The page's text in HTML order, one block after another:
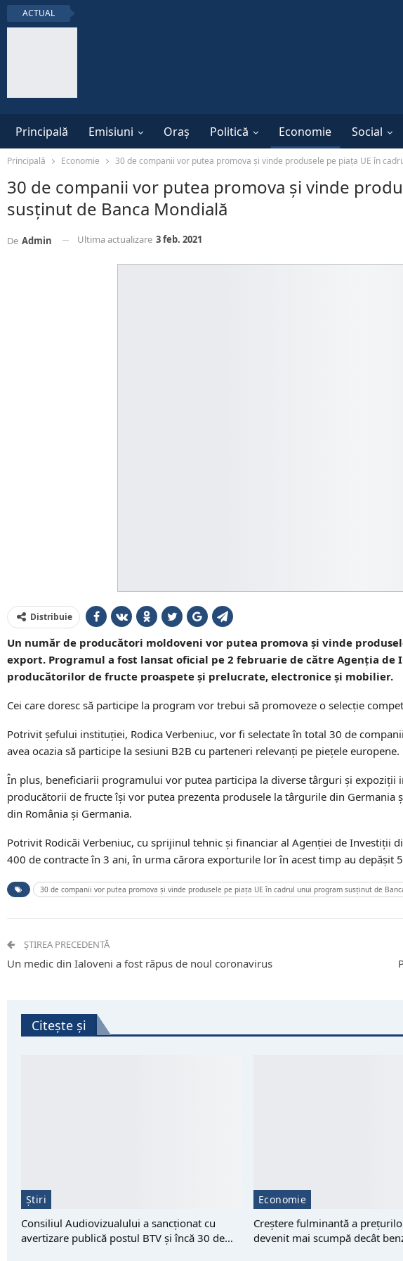
ACTUAL
Principală Emisiuni Oraș Politică Economie Social
Principală Economie 30 de companii vor putea promova și vinde produsele pe piața UE în
30 de companii vor putea promova și vinde
susținut de Banca Mondială
De Admin Ultima actualizare 3 feb. 2021
Distribuie
Un număr de producători moldoveni vor putea promova și vinde
export. Programul a fost lansat oficial pe 2 februarie de către Agenția
producătorilor de fructe proaspete și prelucrate, electronice și mobilier.
Cei care doresc să participe la program vor trebui să promoveze o selecție
Potrivit șefului instituției, Rodica Verbeniuc, vor fi selectate în total 30 de
avea ocazia să participe la sesiuni B2B cu parteneri relevanți pe piețele europene.
În plus, beneficiarii programului vor putea participa la diverse târguri și expoziții
producătorii de fructe își vor putea prezenta produsele la târgurile din
din România și Germania.
Potrivit Rodicăi Verbeniuc, cu sprijinul tehnic și financiar al Agenției de Investiții
400 de contracte în 3 ani, în urma cărora exporturile lor în acest timp au depășit
30 de companii vor putea promova și vinde produsele pe piața UE în cadrul unui program susținut de
ȘTIREA PRECEDENTĂ
Un medic din Ialoveni a fost răpus de noul coronavirus
Citește și
Știri
Consiliul Audiovizualului a sancționat cu
avertizare publică postul BTV și încă 30 de…
Economie
Creștere fulminantă a
devenit mai scumpă decât